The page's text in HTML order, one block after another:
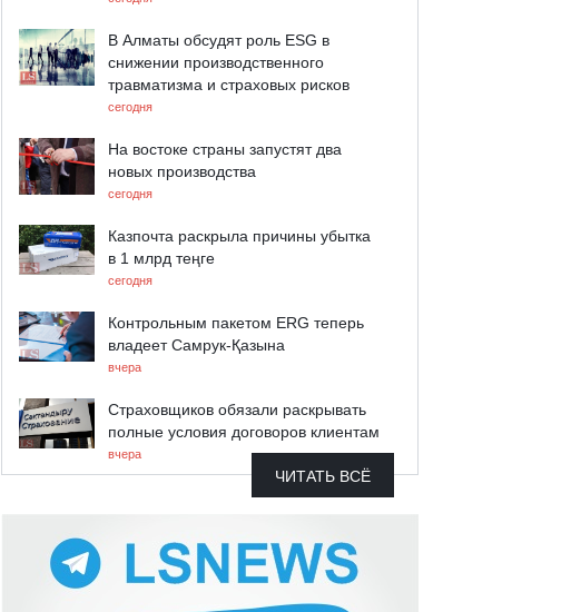
В Алматы обсудят роль ESG в
снижении производственного
травматизма и страховых рисков
сегодня
На востоке страны запустят два
новых производства
сегодня
Казпочта раскрыла причины убытка
в 1 млрд теңге
сегодня
Контрольным пакетом ERG теперь
владеет Самрук-Қазына
вчера
Страховщиков обязали раскрывать
полные условия договоров клиентам
вчера
ЧИТАТЬ ВСЁ